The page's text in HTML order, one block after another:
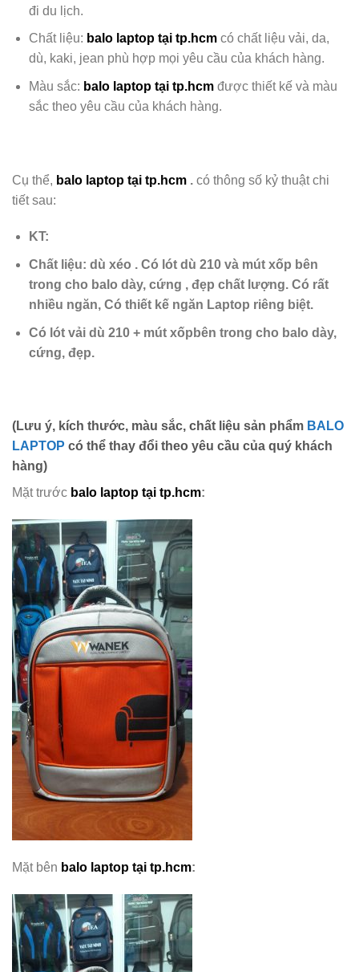
đi du lịch.
Chất liệu: balo laptop tại tp.hcm có chất liệu vải, da,
dù, kaki, jean phù hợp mọi yêu cầu của khách hàng.
Màu sắc: balo laptop tại tp.hcm được thiết kế và màu
sắc theo yêu cầu của khách hàng.
Cụ thể, balo laptop tại tp.hcm . có thông số kỷ thuật chi
tiết sau:
KT:
Chất liệu: dù xéo . Có lót dù 210 và mút xốp bên
trong cho balo dày, cứng , đẹp chất lượng. Có rất
nhiều ngăn, Có thiết kế ngăn Laptop riêng biệt.
Có lót vải dù 210 + mút xốpbên trong cho balo dày,
cứng, đẹp.
(Lưu ý, kích thước, màu sắc, chất liệu sản phẩm BALO
LAPTOP có thể thay đổi theo yêu cầu của quý khách
hàng)
Mặt trước balo laptop tại tp.hcm:
Mặt bên balo laptop tại tp.hcm: